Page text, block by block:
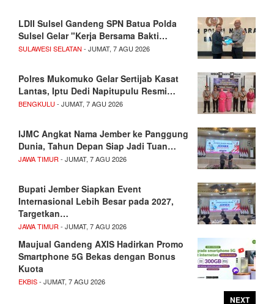
LDII Sulsel Gandeng SPN Batua Polda
Sulsel Gelar "Kerja Bersama Bakti…
SULAWESI SELATAN - JUMAT, 7 AGU 2026
Polres Mukomuko Gelar Sertijab Kasat
Lantas, Iptu Dedi Napitupulu Resmi…
BENGKULU - JUMAT, 7 AGU 2026
IJMC Angkat Nama Jember ke Panggung
Dunia, Tahun Depan Siap Jadi Tuan…
JAWA TIMUR - JUMAT, 7 AGU 2026
Bupati Jember Siapkan Event
Internasional Lebih Besar pada 2027,
Targetkan…
JAWA TIMUR - JUMAT, 7 AGU 2026
Maujual Gandeng AXIS Hadirkan Promo
Smartphone 5G Bekas dengan Bonus
Kuota
EKBIS- JUMAT, 7 AGU 2026
NEXT